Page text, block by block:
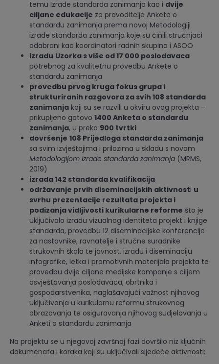
temu Izrade standarda zanimanja kao i dvije
ciljane edukacije za provoditelje Ankete o
standardu zanimanja prema novoj Metodologiji
izrade standarda zanimanja koje su činili stručnjaci
odabrani kao koordinatori radnih skupina i ASOO
izradu Uzorka s više od 17 000 poslodavaca
potrebnog za kvalitetnu provedbu Ankete o
standardu zanimanja
provedbu prvog kruga fokus grupa i
strukturiranih razgovora za svih 108 standarda
zanimanja koji su se razvili u okviru ovog projekta –
prikupljeno gotovo 1400 Anketa o standardu
zanimanja, u preko 900 tvrtki
dovršenje 108 Prijedloga standarda zanimanja
sa svim izvještajima i prilozima u skladu s novom
Metodologijom izrade standarda zanimanja (MRMS,
2019)
izrada 142 standarda kvalifikacija
održavanje prvih diseminacijskih aktivnosti u
svrhu prezentacije rezultata projekta i
podizanja vidljivosti kurikularne reforme što je
uključivalo izradu vizualnog identiteta projekt i knjige
standarda, provedbu 12 diseminacijske konferencije
za nastavnike, ravnatelje i stručne suradnike
strukovnih škola te javnost, izradu i diseminaciju
infografike, letka i promotivnih materijala projekta te
provedbu dvije ciljane medijske kampanje s ciljem
osvještavanja poslodavaca, obrtnika i
gospodarstvenika, naglašavajući važnost njihovog
uključivanja u kurikularnu reformu strukovnog
obrazovanja te osiguravanja njihovog sudjelovanja u
Anketi o standardu zanimanja
Na projektu se u njegovoj završnoj fazi dovršilo niz ključnih
dokumenata i koraka koji su uključivali sljedeće aktivnosti: